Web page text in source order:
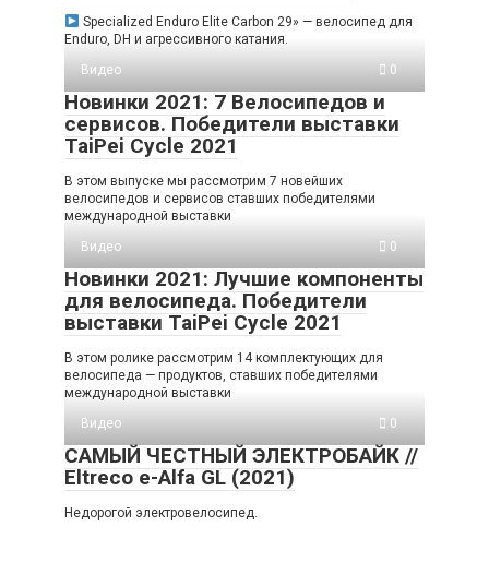
Specialized Enduro Elite Carbon 29» — велосипед для
Enduro, DH и агрессивного катания.
Видео
0
Новинки 2021: 7 Велосипедов и
сервисов. Победители выставки
TaiPei Cycle 2021
В этом выпуске мы рассмотрим 7 новейших
велосипедов и сервисов ставших победителями
международной выставки
Видео
0
Новинки 2021: Лучшие компоненты
для велосипеда. Победители
выставки TaiPei Cycle 2021
В этом ролике рассмотрим 14 комплектующих для
велосипеда — продуктов, ставших победителями
международной выставки
Видео
0
САМЫЙ ЧЕСТНЫЙ ЭЛЕКТРОБАЙК //
Eltreco e-Alfa GL (2021)
Недорогой электровелосипед.